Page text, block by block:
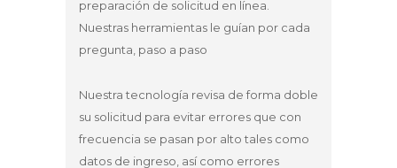
preparación de solicitud en línea.
Nuestras herramientas le guían por cada
pregunta, paso a paso
Nuestra tecnología revisa de forma doble
su solicitud para evitar errores que con
frecuencia se pasan por alto tales como
datos de ingreso, así como errores